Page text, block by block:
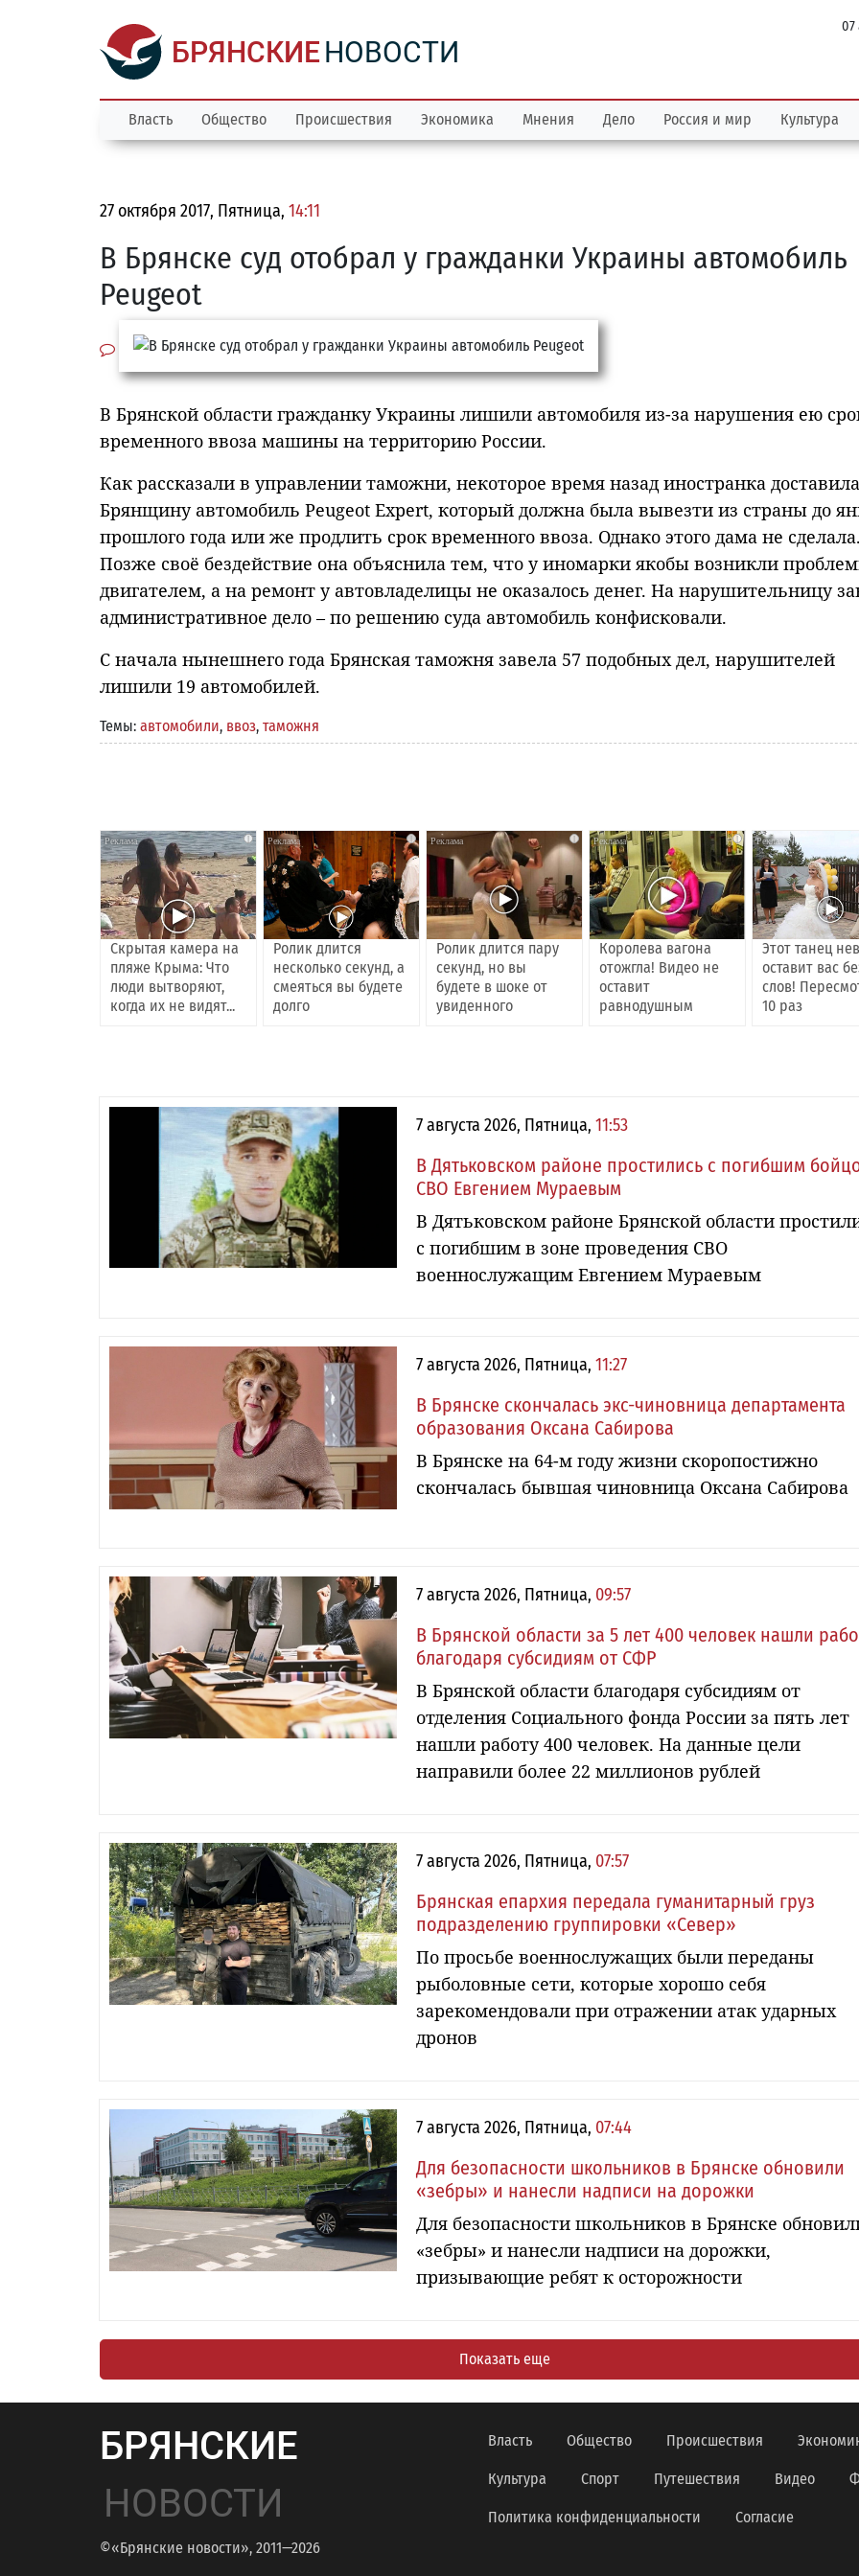
БРЯНСКИЕНОВОСТИ
07
Власть Общество Происшествия Экономика Мнения Дело Россия и мир Культура
27 октября 2017, Пятница, 14:11
В Брянске суд отобрал у гражданки Украины автомобиль
Peugeot
В Брянской области гражданку Украины лишили автомобиля из-за нарушения ею
временного ввоза машины на территорию России.
Как рассказали в управлении таможни, некоторое время назад иностранка
Брянщину автомобиль Peugeot Expert, который должна была вывезти из страны до
прошлого года или же продлить срок временного ввоза. Однако этого дама не
Позже своё бездействие она объяснила тем, что у иномарки якобы возникли
двигателем, а на ремонт у автовладелицы не оказалось денег. На нарушительницу
административное дело – по решению суда автомобиль конфисковали.
С начала нынешнего года Брянская таможня завела 57 подобных дел, нарушителей
лишили 19 автомобилей.
Темы: автомобили, ввоз, таможня
i
Скрытая камера на
пляже Крыма: Что
люди вытворяют,
когда их не видят...
i
Ролик длится
несколько секунд, а
смеяться вы будете
долго
i
Ролик длится пару
секунд, но вы
будете в шоке от
увиденного
i
Королева вагона
отожгла! Видео не
оставит
равнодушным
Этот танец
оставит вас
слов!
10 раз
7 августа 2026, Пятница, 11:53
В Дятьковском районе простились с погибшим
СВО Евгением Мураевым
В Дятьковском районе Брянской области
с погибшим в зоне проведения СВО
военнослужащим Евгением Мураевым
7 августа 2026, Пятница, 11:27
В Брянске скончалась экс-чиновница департамента
образования Оксана Сабирова
В Брянске на 64-м году жизни скоропостижно
скончалась бывшая чиновница Оксана Сабирова
7 августа 2026, Пятница, 09:57
В Брянской области за 5 лет 400 человек нашли
благодаря субсидиям от СФР
В Брянской области благодаря субсидиям от
отделения Социального фонда России за пять лет
нашли работу 400 человек. На данные цели
направили более 22 миллионов рублей
7 августа 2026, Пятница, 07:57
Брянская епархия передала гуманитарный груз
подразделению группировки «Север»
По просьбе военнослужащих были переданы
рыболовные сети, которые хорошо себя
зарекомендовали при отражении атак ударных
дронов
7 августа 2026, Пятница, 07:44
Для безопасности школьников в Брянске обновили
«зебры» и нанесли надписи на дорожки
Для безопасности школьников в Брянске
«зебры» и нанесли надписи на дорожки,
призывающие ребят к осторожности
Показать еще
БРЯНСКИЕ
НОВОСТИ
©«Брянские новости», 2011—2026
Власть Общество Происшествия
Культура Спорт Путешествия Видео
Политика конфиденциальности Согласие